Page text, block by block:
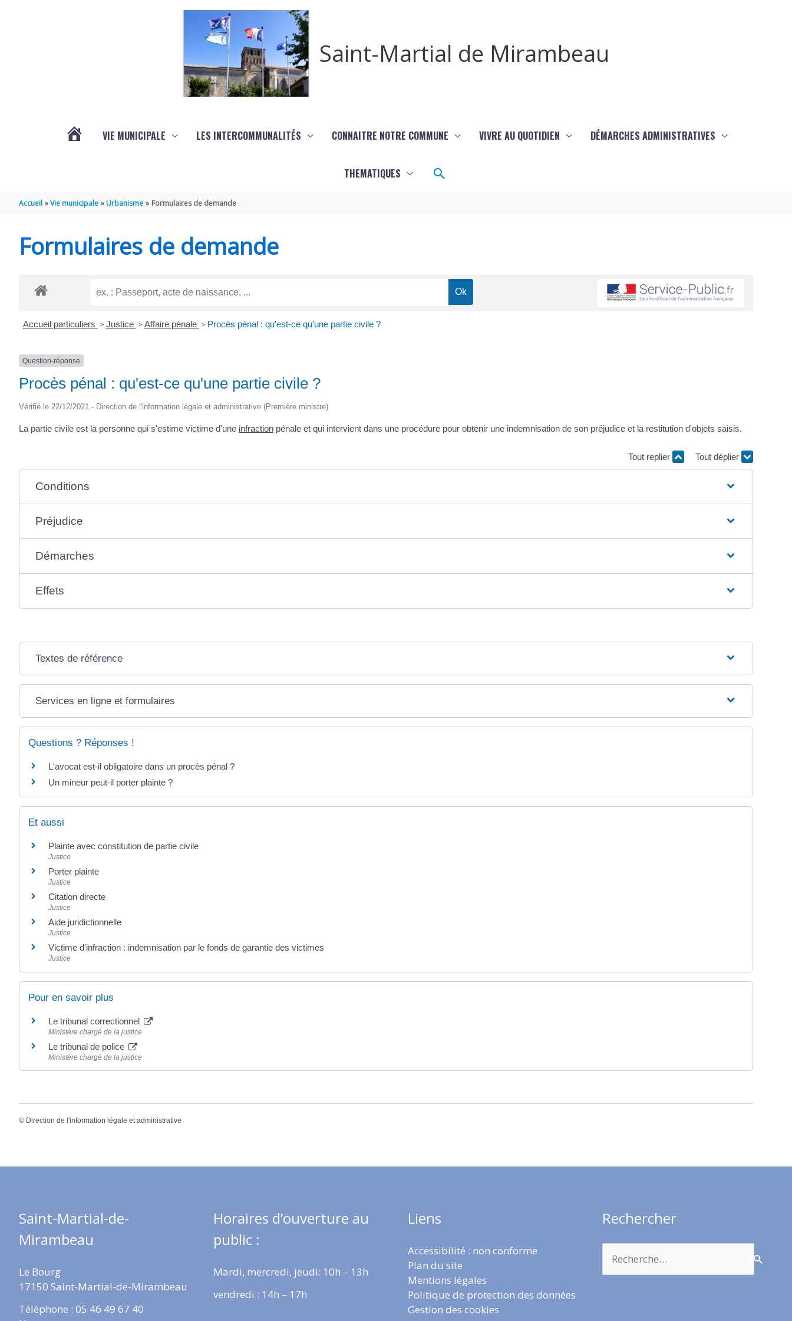
Saint-Martial de Mirambeau
VIE MUNICIPALE LES INTERCOMMUNALITÉS CONNAITRE NOTRE COMMUNE VIVRE AU QUOTIDIEN DÉMARCHES ADMINISTRATIVES
THEMATIQUES Rechercher
Accueil Vie municipale Urbanisme Formulaires de demande
Formulaires de demande
Accueil particuliers > Justice > Affaire pénale > Procès pénal : qu'est-ce qu'une partie civile ?
Question-réponse
Procès pénal : qu'est-ce qu'une partie civile ?
Vérifié le 22/12/2021 - Direction de l'information légale et administrative (Première ministre)
La partie civile est la personne qui s'estime victime d'une infraction pénale et qui intervient dans une procédure pour obtenir une indemnisation de son préjudice et la restitution d'objets saisis.
Tout replier Tout déplier
Conditions
Préjudice
Démarches
Effets
Textes de référence
Services en ligne et formulaires
Questions ? Réponses !
L'avocat est-il obligatoire dans un procès pénal ?
Un mineur peut-il porter plainte ?
Et aussi
Plainte avec constitution de partie civile
Justice
Porter plainte
Justice
Citation directe
Justice
Aide juridictionnelle
Justice
Victime d'infraction : indemnisation par le fonds de garantie des victimes
Justice
Pour en savoir plus
Le tribunal correctionnel
Ministère chargé de la justice
Le tribunal de police
Ministère chargé de la justice
© Direction de l'information légale et administrative
Saint-Martial-de-
Mirambeau
Le Bourg
17150 Saint-Martial-de-Mirambeau
Téléphone : 05 46 49 67 40
Horaires d’ouverture au
public :
Mardi, mercredi, jeudi: 10h – 13h
vendredi : 14h – 17h
Liens
Accessibilité : non conforme
Plan du site
Mentions légales
Politique de protection des données
Gestion des cookies
Rechercher